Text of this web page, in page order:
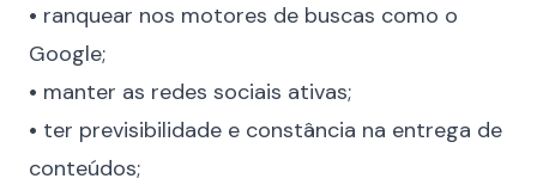
• ranquear nos motores de buscas como o
Google;
• manter as redes sociais ativas;
• ter previsibilidade e constância na entrega de
conteúdos;